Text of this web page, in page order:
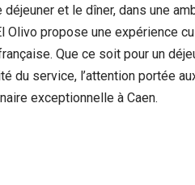
et le dîner, dans une
propose une expérience
Que ce soit pour un
du service, l’attention portée
exceptionnelle à Caen.